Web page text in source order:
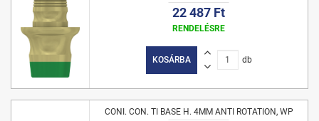
22 487 Ft
RENDELÉSRE
KOSÁRBA db
CONI. CON. TI BASE H. 4MM ANTI ROTATION, WP